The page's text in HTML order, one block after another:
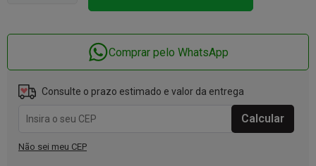
Comprar pelo WhatsApp
Consulte o prazo estimado e valor da entrega
Não sei meu CEP